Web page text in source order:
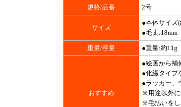
規格/品番 2号
サイズ
●本体サイズ
●毛丈:18mm
重量/容量 ●重量:約11g
おすすめ
●絵画から補
●化繊タイプ
●ラッカー、
※用途以外に
※毛払いをし